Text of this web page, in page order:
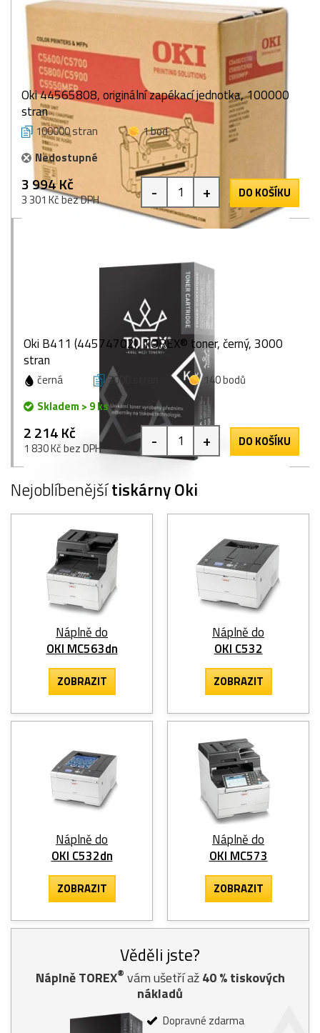
Oki 44565808, originální zapékací jednotka, 100000
stran
100000 stran
1 bod
Nedostupné
3 994 Kč
3 301 Kč bez DPH - + DO KOŠÍKU
Oki B411 (44574702), TOREX® toner, černý, 3000
stran
černá 3000 stran
140 bodů
Skladem > 9 ks
2 214 Kč
1 830 Kč bez DPH - + DO KOŠÍKU
Nejoblíbenějšítiskárny Oki
Náplně do
OKI MC563dn
ZOBRAZIT
Náplně do
OKI C532
ZOBRAZIT
Náplně do
OKI C532dn
ZOBRAZIT
Náplně do
OKI MC573
ZOBRAZIT
Věděli jste?
Náplně TOREX® vám ušetří až40% tiskových
nákladů
Dopravné zdarma